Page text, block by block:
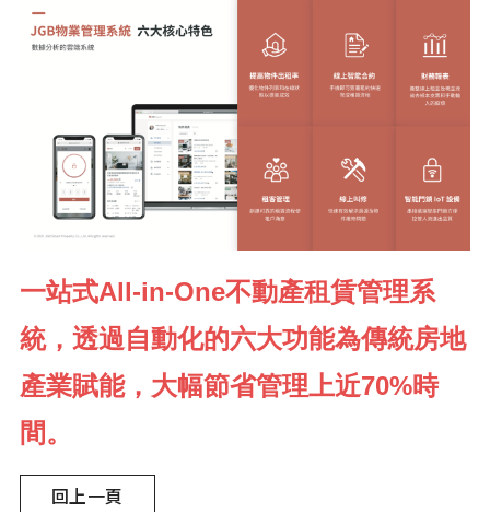
一站式All-in-One不動產租賃管理系
統，透過自動化的六大功能為傳統房地
產業賦能，大幅節省管理上近70%時
間。
回上一頁